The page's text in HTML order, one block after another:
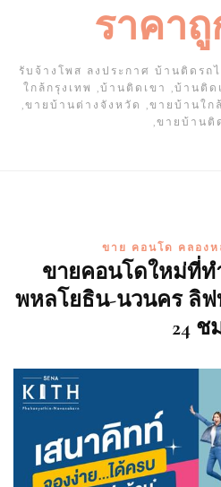
ราคา
รับจ้างโพส ลงประกาศ บ้านติดร
ใกล้กรุงเทพ ,บ้านติดเขา ,บ้านติ
,ขายบ้านต่างจังหวัด ,ขายบ้านใก
,ขายบ้านติ
ขาย คอนโด คลอง
ขายคอนโดใหม่ที่ท
พหลโยธิน-นวนคร ลิ
24 ช